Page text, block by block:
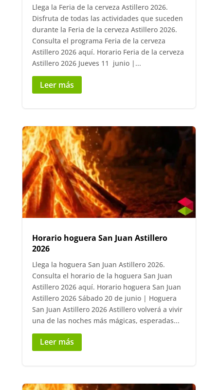
Llega la Feria de la cerveza Astillero 2026.
Disfruta de todas las actividades que suceden
durante la Feria de la cerveza Astillero 2026.
Consulta el programa Feria de la cerveza
Astillero 2026 aquí. Horario Feria de la cerveza
Astillero 2026 Jueves 11 junio |...
Leer más
Horario hoguera San Juan Astillero
2026
Llega la hoguera San Juan Astillero 2026.
Consulta el horario de la hoguera San Juan
Astillero 2026 aquí. Horario hoguera San Juan
Astillero 2026 Sábado 20 de junio | Hoguera
San Juan Astillero 2026 Astillero volverá a vivir
una de las noches más mágicas, esperadas...
Leer más